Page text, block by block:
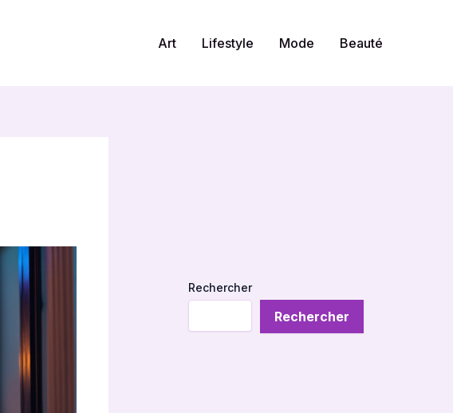
Art Lifestyle Mode Beauté
Rechercher
Rechercher